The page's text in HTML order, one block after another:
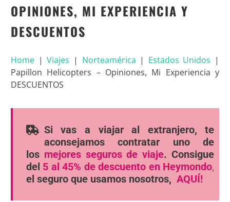
OPINIONES, MI EXPERIENCIA Y
DESCUENTOS
Home|Viajes | Norteamérica | Estados Unidos |
Papillon Helicopters – Opiniones, Mi Experiencia y
DESCUENTOS
Si vas a viajar al extranjero, te
aconsejamos contratar uno de
los mejores seguros de viaje. Consigue
del 5 al 45% de descuento en Heymondo,
el seguro que usamos nosotros, AQUÍ!